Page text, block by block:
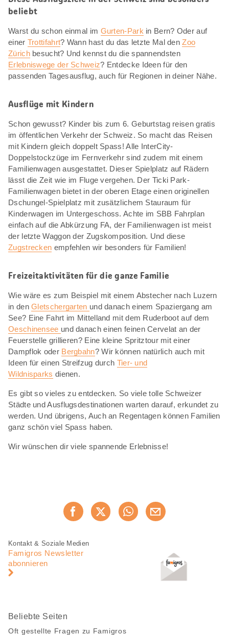
beliebt
Warst du schon einmal im Gurten-Park in Bern? Oder auf
einer Trottifahrt? Wann hast du das letzte Mal denZoo
Zürichbesucht? Und kennst du die spannendsten
Erlebniswege der Schweiz? Entdecke Ideen für den
passenden Tagesausflug, auch für Regionen in deiner Nähe.
Ausflüge mit Kindern
Schon gewusst? Kinder bis zum 6. Geburtstag reisen gratis
im öffentlichen Verkehr der Schweiz. So macht das Reisen
mit Kindern gleich doppelt Spass! Alle InterCity-
Doppelstockzüge im Fernverkehr sind zudem mit einem
Familienwagen ausgestattet. Dieser Spielplatz auf Rädern
lässt die Zeit wie im Fluge vergehen. Der Ticki Park-
Familienwagen bietet in der oberen Etage einen originellen
Dschungel-Spielplatz mit zusätzlichem Stauraum für
Kinderwagen im Untergeschoss. Achte im SBB Fahrplan
einfach auf die Abkürzung FA, der Familienwagen ist meist
der letzte Waggon der Zugskomposition. Und diese
Zugstrecken empfehlen wir besonders für Familien!
Freizeitaktivitäten für die ganze Familie
Wie wäre es zum Beispiel mit einem Abstecher nach Luzern
in denGletschergarten und danach einem Spaziergang am
See? Eine Fahrt im Mittelland mit dem Ruderboot auf dem
Oeschinensee und danach einen feinen Cervelat an der
Feuerstelle grillieren? Eine kleine Spritztour mit einer
Dampflok oder Bergbahn? Wir können natürlich auch mit
Ideen für einen Streifzug durch Tier- und
Wildnisparks dienen.
Es gibt so vieles zu entdecken. So viele tolle Schweizer
Städte und Ausflugsdestinationen warten darauf, erkundet zu
werden. Und übrigens, Auch an Regentagen können Familien
ganz schön viel Spass haben.
Wir wünschen dir viele spannende Erlebnisse!
Jetzt weiterempfehlen
Fusszeile
Fusszeile
Navigation
Kontakt & Soziale Medien
Famigros Newsletter
abonnieren
Beliebte Seiten
Oft gestellte Fragen zu Famigros